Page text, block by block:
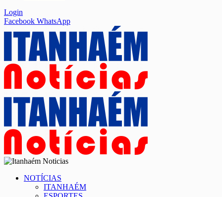
Login
Facebook WhatsApp
NOTÍCIAS
ITANHAÉM